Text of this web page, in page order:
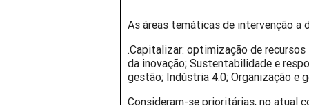
As áreas temáticas de intervenção a
.Capitalizar: optimização de
da inovação; Sustentabilidade e
gestão; Indústria 4.0; Organização e
Consideram-se prioritárias, no atual